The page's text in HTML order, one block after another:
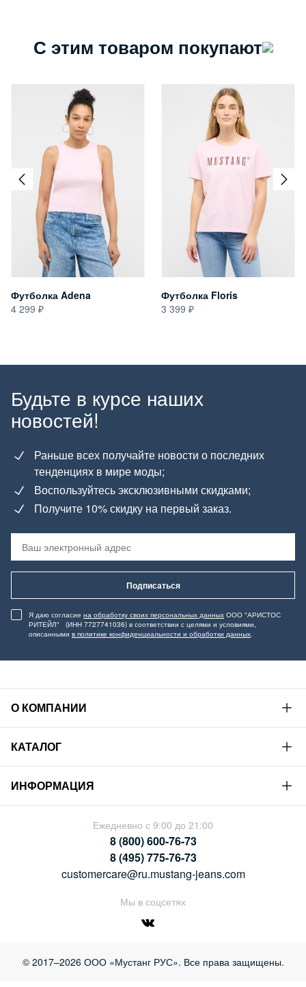
С этим товаром покупают
Футболка Adena
4 299
Футболка Floris
3 399
Будьте в курсе наших
новостей!
Раньше всех получайте новости о последних
тенденциях в мире моды;
Воспользуйтесь эксклюзивными скидками;
Получите 10% скидку на первый заказ.
Подписаться
Я даю согласие на обработку своих персональных данных ООО "АРИСТОС
РИТЕЙЛ" (ИНН 7727741036) в соответствии с целями и условиями,
описанными в политике конфиденциальности и обработки данных
О КОМПАНИИ
Mustang
Философия
Устойчивое развитие
Сотрудничество
КАТАЛОГ
Новая коллекция
Гид по мужскому дениму
Гид по женскому дениму
ИНФОРМАЦИЯ
Условия продажи
Политика конфиденциальности
Ежедневно с 9:00 до 21:00
8 (800) 600-76-73
8 (495) 775-76-73
customercare@ru.mustang-jeans.com
Мы в соцсетях
© 2017–2026 ООО «Мустанг РУС». Все права защищены.